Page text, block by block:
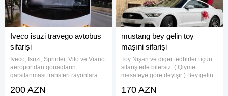
Iveco isuzi travego avtobus
sifarişi
Iveco, Isuzi, Sprinter, Vito ve Viano
aeroportdan qonaqlarin
qarsilanmasi transferi rayonlara
ve ya dizel, surucu sirkete aiddir
200 AZN
mustang bey gelin toy
maşıni sifarişi
Toy Nişan və digər tədbirlər üçün
sifariş edə bilərsiz. ( Qiymət
məsafəyə görə dəyişir ) Bəy gəlin
Körpələrin Doğum Evindən
170 AZN